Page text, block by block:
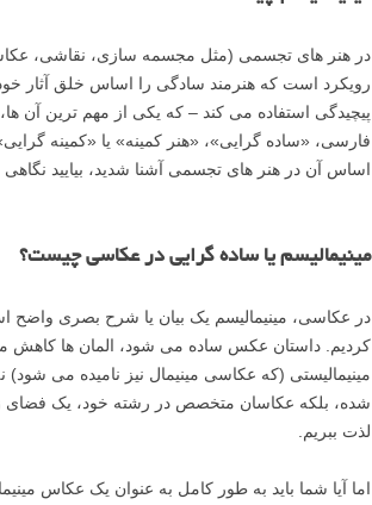
رویکرد است که هنرمند سادگی را اساس خلق آثار
پیچیدگی استفاده می کند – که یکی از مهم ترین آن
فارسی، «ساده گرایی»، «هنر کمینه» یا «کمینه
اساس آن در هنر های تجسمی آشنا شدید، بیایید
مینیمالیسم یا ساده گرایی در عکاسی چیست؟
در عکاسی، مینیمالیسم یک بیان یا شرح بصری
کردیم. داستان عکس ساده می شود، المان ها کاهش
مینیمالیستی (که عکاسی مینیمال نیز نامیده می شود)
شده، بلکه عکاسان متخصص در رشته خود، یک فضای
لذت ببریم.
اما آیا شما باید به طور کامل به عنوان یک عکاس